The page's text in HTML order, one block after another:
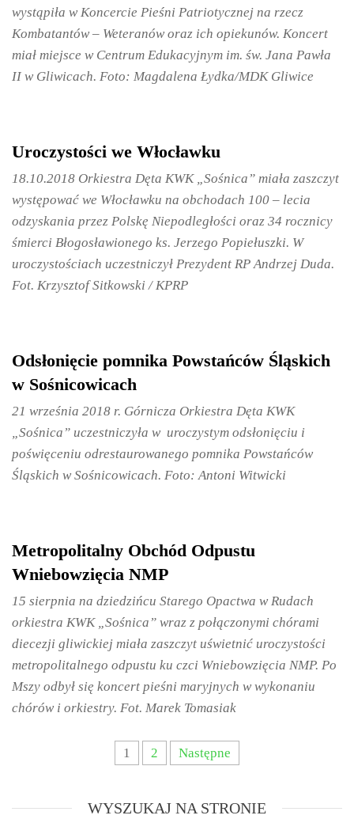
wystąpiła w Koncercie Pieśni Patriotycznej na rzecz
Kombatantów – Weteranów oraz ich opiekunów. Koncert
miał miejsce w Centrum Edukacyjnym im. św. Jana Pawła
II w Gliwicach. Foto: Magdalena Łydka/MDK Gliwice
Uroczystości we Włocławku
18.10.2018 Orkiestra Dęta KWK „Sośnica” miała zaszczyt
występować we Włocławku na obchodach 100 – lecia
odzyskania przez Polskę Niepodległości oraz 34 rocznicy
śmierci Błogosławionego ks. Jerzego Popiełuszki. W
uroczystościach uczestniczył Prezydent RP Andrzej Duda.
Fot. Krzysztof Sitkowski / KPRP
Odsłonięcie pomnika Powstańców Śląskich
w Sośnicowicach
21 września 2018 r. Górnicza Orkiestra Dęta KWK
„Sośnica” uczestniczyła w uroczystym odsłonięciu i
poświęceniu odrestaurowanego pomnika Powstańców
Śląskich w Sośnicowicach. Foto: Antoni Witwicki
Metropolitalny Obchód Odpustu
Wniebowzięcia NMP
15 sierpnia na dziedzińcu Starego Opactwa w Rudach
orkiestra KWK „Sośnica” wraz z połączonymi chórami
diecezji gliwickiej miała zaszczyt uświetnić uroczystości
metropolitalnego odpustu ku czci Wniebowzięcia NMP. Po
Mszy odbył się koncert pieśni maryjnych w wykonaniu
chórów i orkiestry. Fot. Marek Tomasiak
1 2 Następne
WYSZUKAJ NA STRONIE